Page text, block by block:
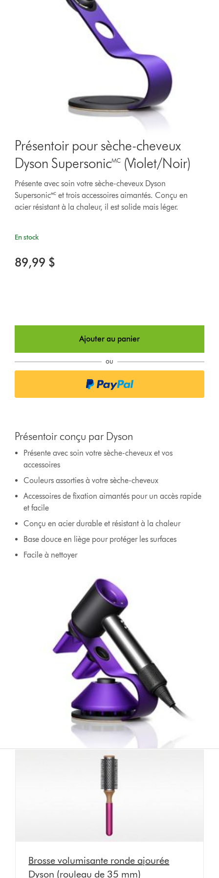
Présentoir pour sèche-cheveux
Dyson Supersonic🅪 (Violet/Noir)
Présente avec soin votre sèche-cheveux Dyson
Supersonic🅪 et trois accessoires aimantés. Conçu en
acier résistant à la chaleur, il est solide mais léger.
En stock
89,99 $
Ajouter au panier
ou
Présentoir conçu par Dyson
Présente avec soin votre sèche-cheveux et vos
accessoires
Couleurs assorties à votre sèche-cheveux
Accessoires de fixation aimantés pour un accès rapide
et facile
Conçu en acier durable et résistant à la chaleur
Base douce en liège pour protéger les surfaces
Facile à nettoyer
Brosse volumisante ronde ajourée
Dyson (rouleau de 35 mm)